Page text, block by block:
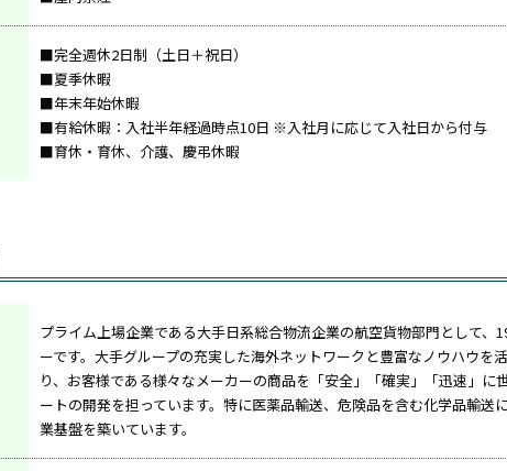
■完全週休2日制（土日＋祝日）
■夏季休暇
■年末年始休暇
■有給休暇：入社半年経過時点10日 ※入社月に応じて入社日から付与
■育休・育休、介護、慶弔休暇
プライム上場企業である大手日系総合物流企業の航空貨物部門として、
ーです。大手グループの充実した海外ネットワークと豊富なノウハウを
り、お客様である様々なメーカーの商品を「安全」「確実」「迅速」に
ートの開発を担っています。特に医薬品輸送、危険品を含む化学品輸送
業基盤を築いています。